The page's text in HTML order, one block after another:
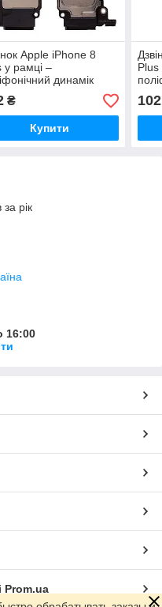
Apple iPhone 8
у рамці –
динамік
Китай)
₴
Купити
Plus
102
рік
16:00
Prom.ua